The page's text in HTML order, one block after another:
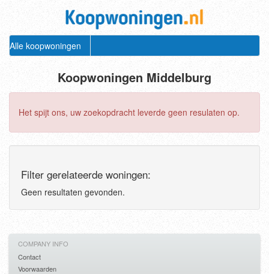
Alle koopwoningen
Koopwoningen Middelburg
Het spijt ons, uw zoekopdracht leverde geen resulaten op.
Filter gerelateerde woningen:
Geen resultaten gevonden.
COMPANY INFO
Contact
Voorwaarden